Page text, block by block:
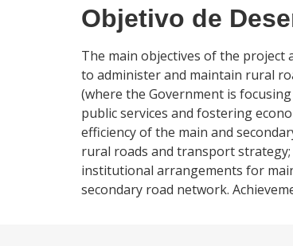
Objetivo de
The main objectives of the
to administer and maintain rural
(where the Government is
public services and fostering
efficiency of the main and
rural roads and transport
institutional arrangements for
secondary road network.